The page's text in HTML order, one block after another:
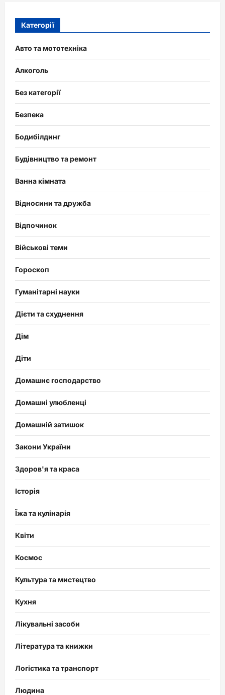
Категорії
Авто та мототехніка
Алкоголь
Без категорії
Безпека
Бодибілдинг
Будівництво та ремонт
Ванна кімната
Відносини та дружба
Відпочинок
Військові теми
Гороскоп
Гуманітарні науки
Дієти та схуднення
Дім
Діти
Домашнє господарство
Домашні улюбленці
Домашній затишок
Закони України
Здоров'я та краса
Історія
Їжа та кулінарія
Квіти
Космос
Культура та мистецтво
Кухня
Лікувальні засоби
Література та книжки
Логістика та транспорт
Людина